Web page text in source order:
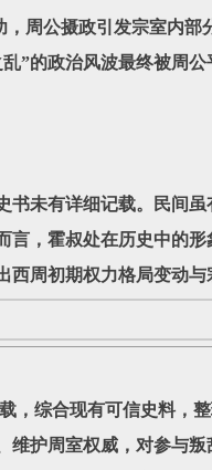
公摄政引发宗室内部
”的政治风波最终被周
未有详细记载。民间虽
言，霍叔处在历史中的
西周初期权力格局变动与
合现有可信史料，整
维护周室权威，对参与